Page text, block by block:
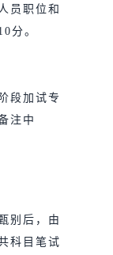
员职位和
分。
段加试专
注中
别后，由
科目笔试